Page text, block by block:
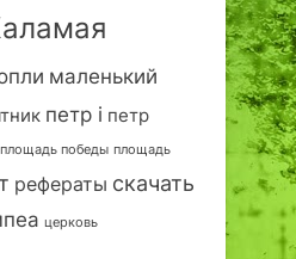
маленький
петр i петр
площадь победы площадь
рефераты скачать
церковь